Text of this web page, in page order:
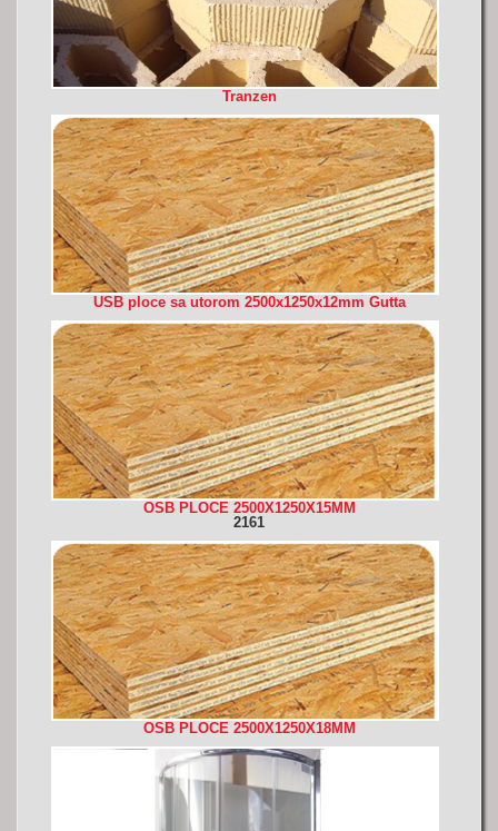
Tranzen
USB ploce sa utorom 2500x1250x12mm Gutta
OSB PLOCE 2500X1250X15MM
2161
OSB PLOCE 2500X1250X18MM